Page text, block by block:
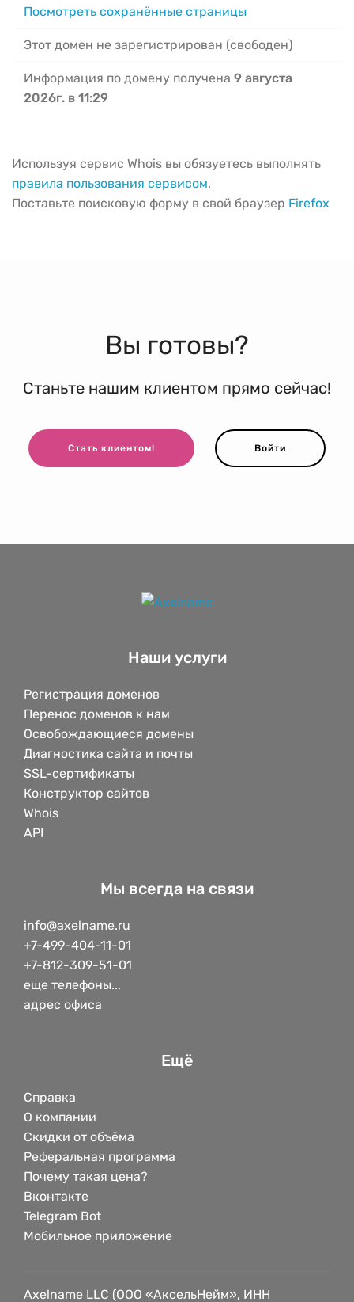
Посмотреть сохранённые страницы
Этот домен не зарегистрирован (свободен)
Информация по домену получена 9 августа
2026г. в 11:29
Используя сервис Whois вы обязуетесь выполнять
правила пользования сервисом.
Поставьте поисковую форму в свой браузер Firefox
Вы готовы?
Станьте нашим клиентом прямо сейчас!
Стать клиентом! Войти
Наши услуги
Регистрация доменов
Перенос доменов к нам
Освобождающиеся домены
Диагностика сайта и почты
SSL-сертификаты
Конструктор сайтов
Whois
API
Мы всегда на связи
info@axelname.ru
+7-499-404-11-01
+7-812-309-51-01
еще телефоны...
адрес офиса
Ещё
Справка
О компании
Скидки от объёма
Реферальная программа
Почему такая цена?
Вконтакте
Telegram Bot
Мобильное приложение
Axelname LLC (ООО «АксельНейм», ИНН